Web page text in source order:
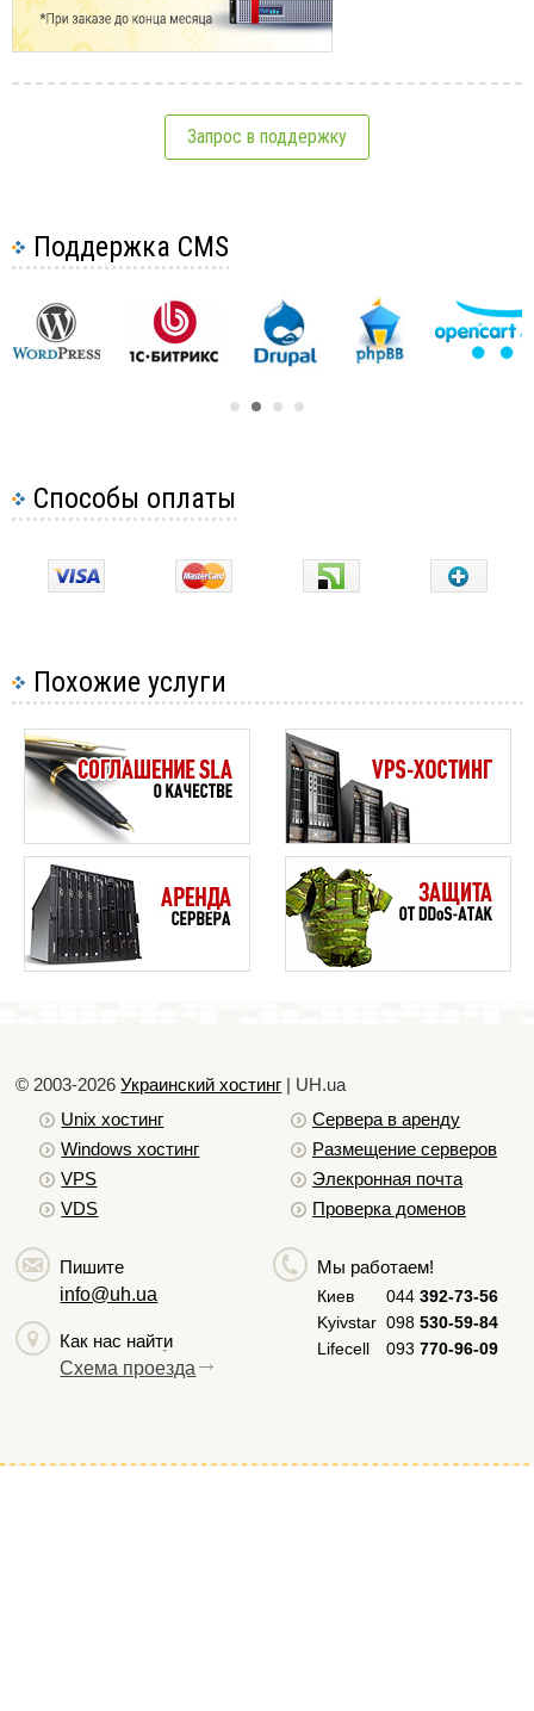
Запрос в поддержку
Поддержка CMS
Способы оплаты
Похожие услуги
© 2003-2026Украинский хостинг | UH.ua
Unix хостинг
Windows хостинг
VPS
VDS
Сервера в аренду
Размещение серверов
Элекронная почта
Проверка доменов
Пишите
info@uh.ua
Как нас найти
Схема проезда
Мы работаем!
Киев 044 392-73-56
Kyivstar 098 530-59-84
Lifecell
093 770-96-09